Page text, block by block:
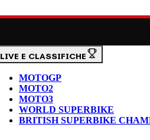
LIVE E CLASSIFICHE
MOTOGP
MOTO2
MOTO3
WORLD SUPERBIKE
BRITISH SUPERBIKE